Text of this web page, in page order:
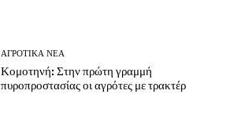
ΑΓΡΟΤΙΚΆ ΝΈΑ
Κομοτηνή: Στην πρώτη γραμμή
πυροπροστασίας οι αγρότες με τρακτέρ